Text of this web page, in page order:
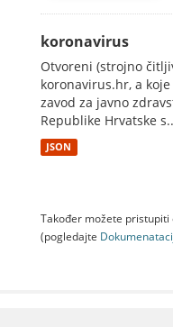
koronavirus
Otvoreni (strojno
koronavirus.hr, a
zavod za javno
Republike Hrvatske
JSON
Također možete
(pogledajte